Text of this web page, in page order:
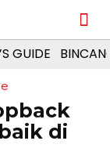
GUIDE
di